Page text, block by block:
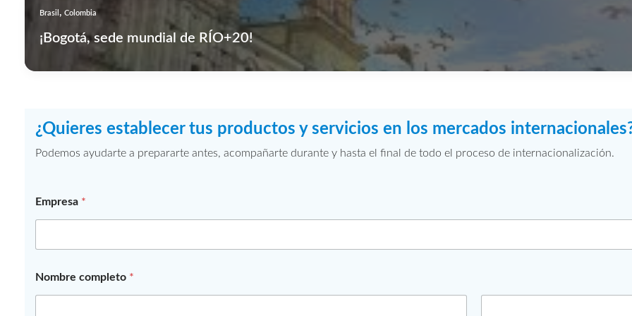
Brasil,Colombia
¡Bogotá, sede mundial de RÍO+20!
¿Quieres establecer tus productos y servicios en los mercados
Podemos ayudarte a prepararte antes, acompañarte durante y hasta el final de todo el proceso de internacionalización.
Empresa *
Nombre completo *